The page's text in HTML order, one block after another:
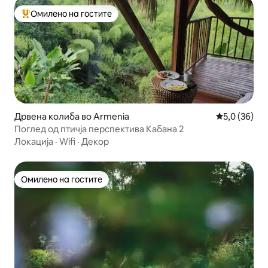
Меѓу најуспешните „Омилени на гостите“
Омилено на гостите
Дрвена колиба во Armenia Просечна
5,0 (36)
Поглед од птичја перспектива Кабана 2
Локација · Wifi · Декор
Омилено на гостите
Омилено на гостите